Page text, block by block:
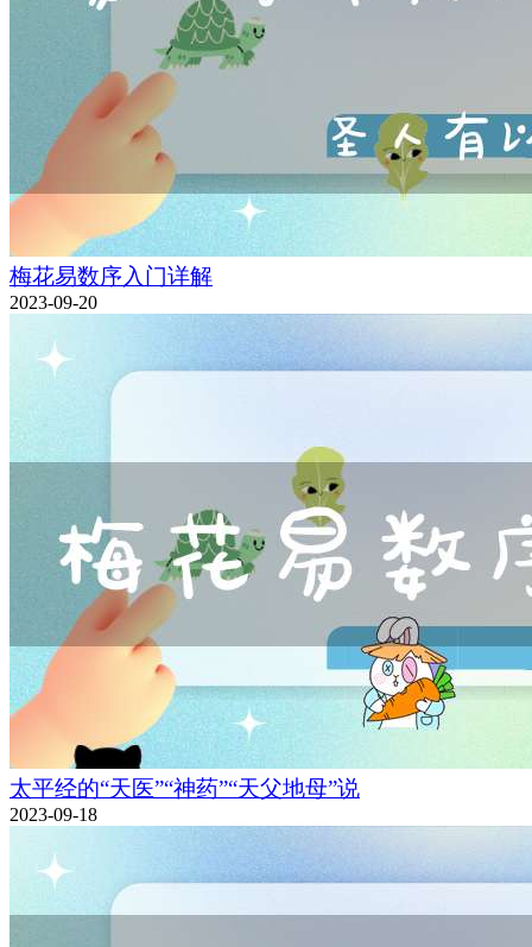
梅花易数序入门详解
2023-09-20
太平经的“天医”“神药”“天父地母”说
2023-09-18